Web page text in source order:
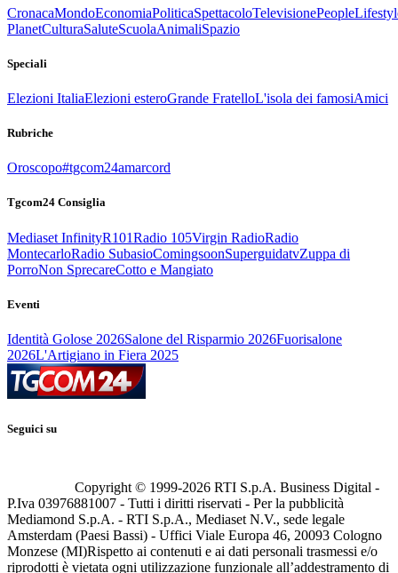
CronacaMondoEconomiaPoliticaSpettacoloTelevisionePeople
PlanetCulturaSaluteScuolaAnimaliSpazio
Speciali
Elezioni ItaliaElezioni esteroGrande FratelloL'isola dei famosiAmici
Rubriche
Oroscopo#tgcom24amarcord
Tgcom24 Consiglia
Mediaset InfinityR101Radio 105Virgin RadioRadio
MontecarloRadio SubasioComingsoonSuperguidatvZuppa di
PorroNon SprecareCotto e Mangiato
Eventi
Identità Golose 2026Salone del Risparmio 2026Fuorisalone
2026L'Artigiano in Fiera 2025
Seguici su
Copyright © 1999-2026 RTI S.p.A. Business Digital -
P.Iva 03976881007 - Tutti i diritti riservati - Per la pubblicità
Mediamond S.p.A. - RTI S.p.A., Mediaset N.V., sede legale
Amsterdam (Paesi Bassi) - Uffici Viale Europa 46, 20093 Cologno
Monzese (MI)Rispetto ai contenuti e ai dati personali trasmessi e/o
riprodotti è vietata ogni utilizzazione funzionale all’addestramento di